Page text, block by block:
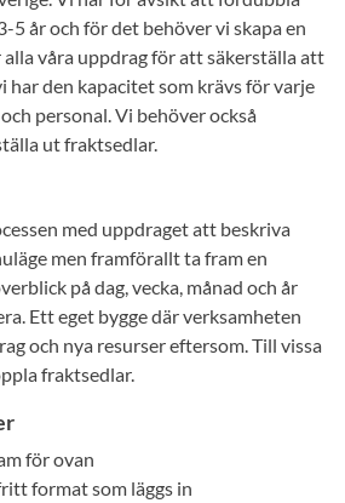
5 år och för det behöver vi skapa en
våra uppdrag för att säkerställa att
den kapacitet som krävs för varje
personal. Vi behöver också
ut fraktsedlar.
med uppdraget att beskriva
men framförallt ta fram en
på dag, vecka, månad och år
Ett eget bygge där verksamheten
och nya resurser eftersom. Till vissa
fraktsedlar.
för ovan
format som läggs in